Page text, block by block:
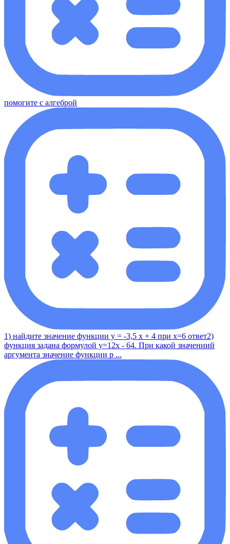
помогите с алгеброй
1) найдите значение функции у = -3,5 x + 4 при x=6 ответ2)
функция задана формулой y=12x - 64. При какой значениий
аргумента значение функции р ...